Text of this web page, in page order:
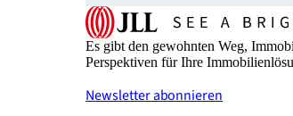
Es gibt den gewohnten Weg,
Perspektiven für Ihre
Newsletter abonnieren